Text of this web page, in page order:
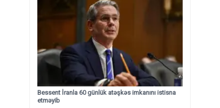
Bessent İranla 60 günlük atəşkəs imkanını istisna
etməyib